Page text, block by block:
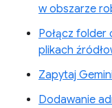
w obszarze
Połącz folder
plikach
Zapytaj
Dodawanie